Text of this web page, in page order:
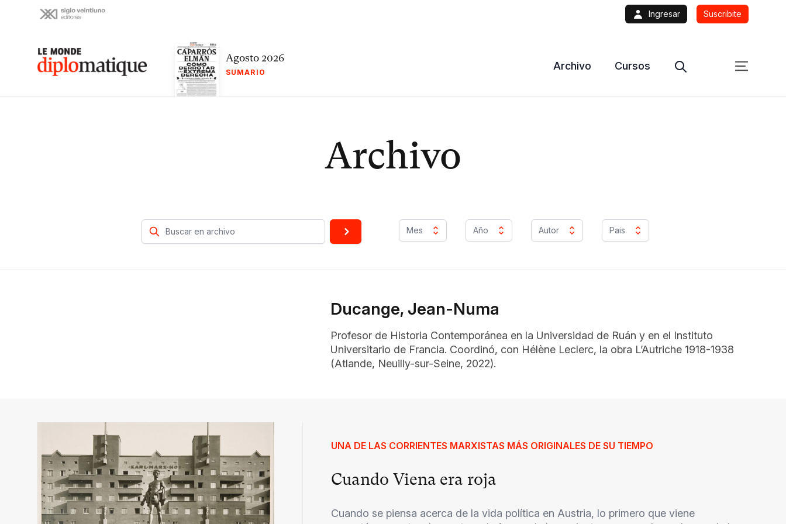
Ingresar Suscribite
Le monde diplomatique Agosto 2026
SUMARIO
Archivo Cursos
Archivo
Mes Año Autor Pais
Ducange, Jean-Numa
Profesor de Historia Contemporánea en la Universidad de Ruán y en el Instituto
Universitario de Francia. Coordinó, con Hélène Leclerc, la obra L’Autriche 1918-1938
(Atlande, Neuilly-sur-Seine, 2022).
UNA DE LAS CORRIENTES MARXISTAS MÁS ORIGINALES DE SU TIEMPO
Cuando Viena era roja
Cuando se piensa acerca de la vida política en Austria, lo primero que viene